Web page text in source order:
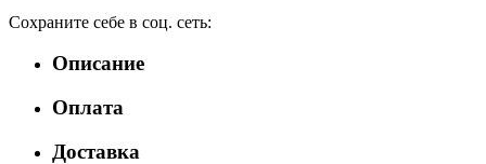
Сохраните себе в соц. сеть:
Описание
Оплата
Доставка